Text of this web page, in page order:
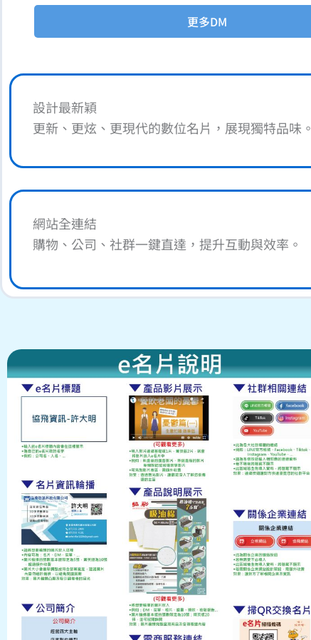
更多DM
設計最新穎
更新、更炫、更現代的數位名片，展現獨特品味。
網站全連結
購物、公司、社群一鍵直達，提升互動與效率。